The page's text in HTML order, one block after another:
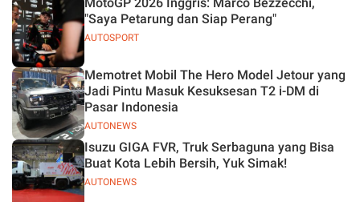
AUTOSPORT
"Saya Petarung dan Siap Perang"
AUTONEWS
Memotret Mobil The Hero Model Jetour yang
Jadi Pintu Masuk Kesuksesan T2 i-DM di
Pasar Indonesia
AUTONEWS
Isuzu GIGA FVR, Truk Serbaguna yang Bisa
Buat Kota Lebih Bersih, Yuk Simak!